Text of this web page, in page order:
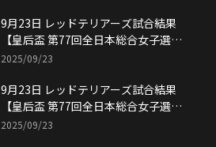
9月23日 レッドテリアーズ試合結果
【皇后盃 第77回全日本総合女子選手
権・決勝】
2025/09/23
9月23日 レッドテリアーズ試合結果
【皇后盃 第77回全日本総合女子選手
権・準決勝】
2025/09/23